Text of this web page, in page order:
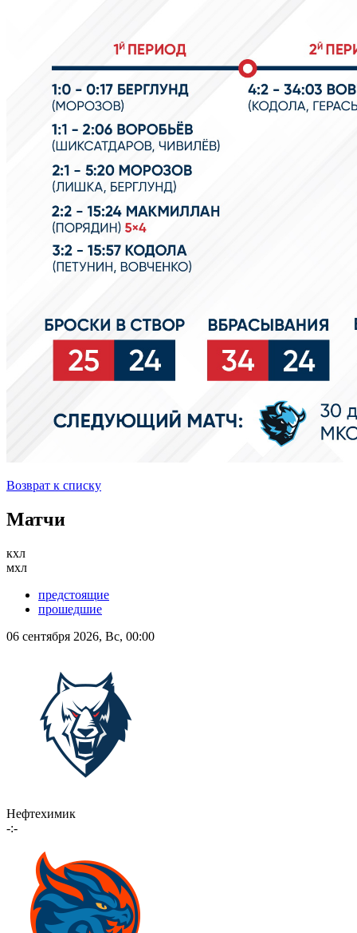
Возврат к списку
Матчи
кхл
мхл
предстоящие
прошедшие
06 сентября 2026, Вс, 00:00
Нефтехимик
-:-